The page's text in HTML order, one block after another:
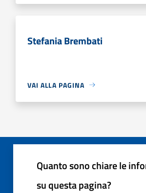
Stefania Brembati
VAI ALLA PAGINA
Quanto sono chiare le
su questa pagina?